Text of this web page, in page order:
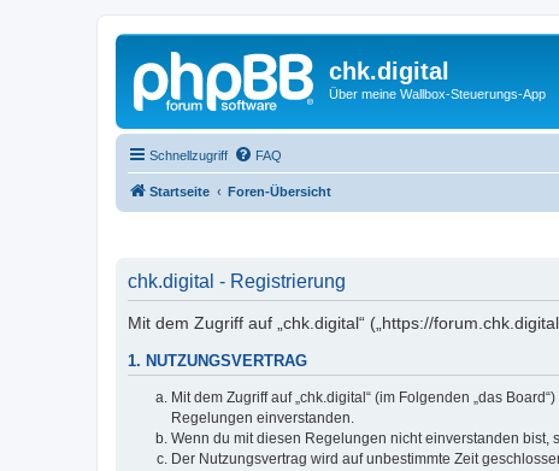
chk.digital
Über meine Wallbox-Steuerungs-App
Schnellzugriff FAQ
Startseite Foren-Übersicht
chk.digital - Registrierung
Mit dem Zugriff auf „chk.digital“ („https://
1. NUTZUNGSVERTRAG
Mit dem Zugriff auf „chk.digital“ (im Folgenden „das
Regelungen einverstanden.
Wenn du mit diesen Regelungen nicht einverstanden
Der Nutzungsvertrag wird auf unbestimmte Zeit